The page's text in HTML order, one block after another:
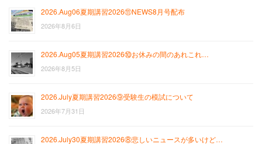
2026.Aug06夏期講習2026⑪NEWS8月号配布
2026年8月6日
2026.Aug05夏期講習2026⑩お休みの間のあれこれ…
2026年8月5日
2026.July夏期講習2026⑨受験生の模試について
2026年7月31日
2026.July30夏期講習2026⑧悲しいニュースが多いけど…